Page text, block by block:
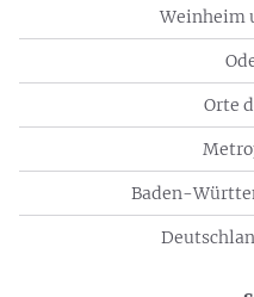
Weinheim
Orte
Baden-